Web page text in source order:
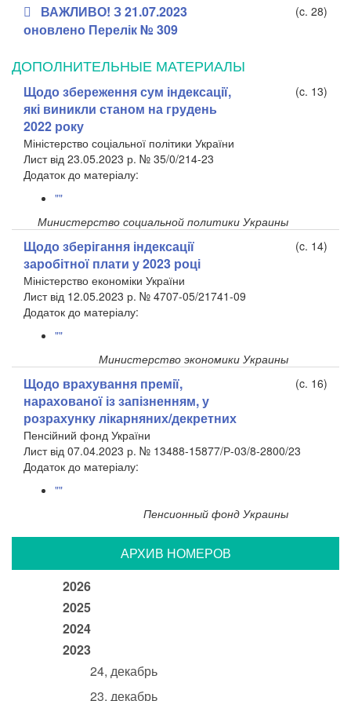
ВАЖЛИВО! З 21.07.2023
оновлено Перелік № 309
(c. 28)
ДОПОЛНИТЕЛЬНЫЕ МАТЕРИАЛЫ
Щодо збереження сум індексації,
які виникли станом на грудень
2022 року
(c. 13)
Міністерство соціальної політики України
Лист від 23.05.2023 р. № 35/0/214-23
​Додаток до матеріалу:
""
Министерство социальной политики Украины
Щодо зберігання індексації
заробітної плати у 2023 році
(c. 14)
Міністерство економіки України
Лист від 12.05.2023 р. № 4707-05/21741-09
​Додаток до матеріалу:
""
Министерство экономики Украины
Щодо врахування премії,
нарахованої із запізненням, у
розрахунку лікарняних/декретних
(c. 16)
Пенсійний фонд України
Лист від 07.04.2023 р. № 13488-15877/Р-03/8-2800/23
​Додаток до матеріалу:
""
Пенсионный фонд Украины
АРХИВ НОМЕРОВ
2026
2025
2024
2023
24, декабрь
23, декабрь